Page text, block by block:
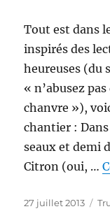
Tout est dans
inspirés des
heureuses (du
« n’abusez
chanvre »),
chantier :
seaux et demi
Citron (oui, …
Publié
27 juillet 2013